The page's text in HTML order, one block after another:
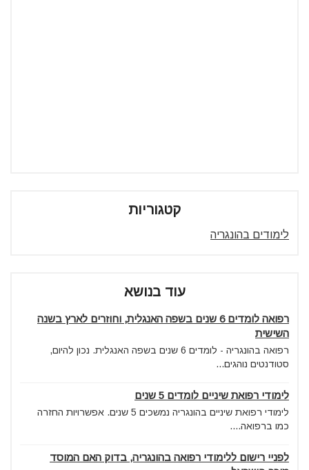
קטגוריות
לימודים בהונגריה
עוד בנושא
רפואה לומדים 6 שנים בשפה האנגלית, וחוזרים לארץ בשנה
השישית
רפואה בהונגריה - לומדים 6 שנים בשפה האנגלית. נכון להיום,
סטודנטים נוהגים...
לימודי רפואת שיניים לומדים 5 שנים
לימודי רפואת שיניים בהונגריה נמשכים 5 שנים. אפשרויות החזרה
כמו ברפואה....
לפניי רישום ללימודי רפואה בהונגריה, בדוק האם המוסד